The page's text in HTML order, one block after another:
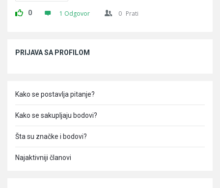
0 1 Odgovor 0 Prati
PRIJAVA SA PROFILOM
Kako se postavlja pitanje?
Kako se sakupljaju bodovi?
Šta su značke i bodovi?
Najaktivniji članovi